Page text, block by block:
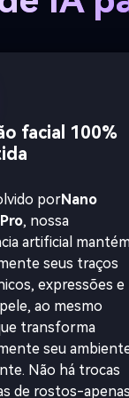
facial 100%
porNano
, nossa
artificial
seus traços
expressões e
ao mesmo
transforma
seu
Não há trocas
de rostos-apenas